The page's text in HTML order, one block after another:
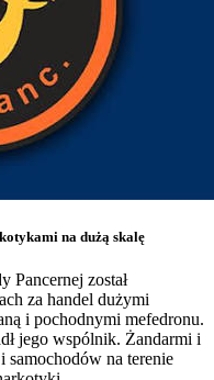
na dużą skalę
Pancernej został
za handel dużymi
i pochodnymi mefedronu.
jego wspólnik. Żandarmi i
na terenie